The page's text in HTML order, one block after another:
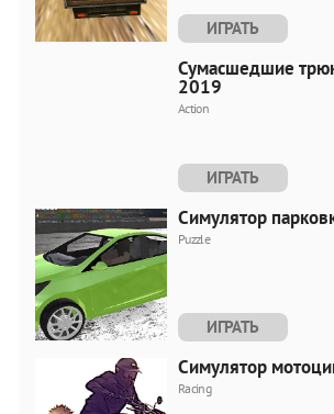
ИГРАТЬ
Сумасшедшие
2019
Action
ИГРАТЬ
Симулятор
Puzzle
ИГРАТЬ
Симулятор
Racing